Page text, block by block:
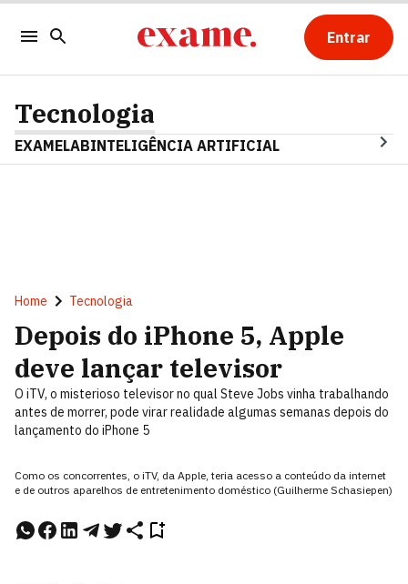
Entrar
Tecnologia
EXAMELABINTELIGÊNCIA ARTIFICIAL
Home Tecnologia
Depois do iPhone 5, Apple
deve lançar televisor
O iTV, o misterioso televisor no qual Steve Jobs vinha trabalhando
antes de morrer, pode virar realidade algumas semanas depois do
lançamento do iPhone 5
Como os concorrentes, o iTV, da Apple, teria acesso a conteúdo da internet
e de outros aparelhos de entretenimento doméstico (Guilherme Schasiepen)